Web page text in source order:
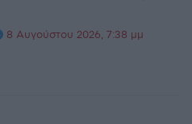
8 Αυγούστου 2026, 7:38 μμ